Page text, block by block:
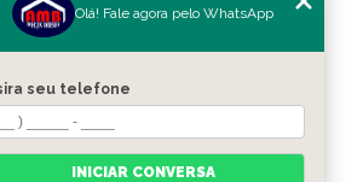
Olá! Fale agora pelo WhatsApp
seu telefone
INICIAR CONVERSA